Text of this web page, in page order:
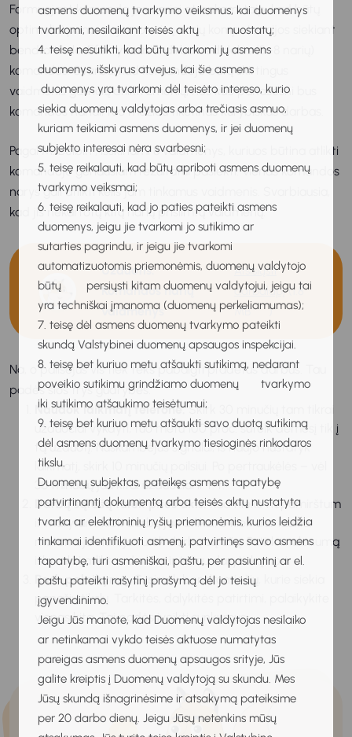
asmens duomenų tvarkymo veiksmus, kai duomenys
tvarkomi, nesilaikant teisės aktų nuostatų;
4. teisę nesutikti, kad būtų tvarkomi jų asmens
duomenys, išskyrus atvejus, kai šie asmens
duomenys yra tvarkomi dėl teisėto intereso, kurio
siekia duomenų valdytojas arba trečiasis asmuo,
kuriam teikiami asmens duomenys, ir jei duomenų
subjekto interesai nėra svarbesni;
5. teisę reikalauti, kad būtų apriboti asmens duomenų
tvarkymo veiksmai;
6. teisę reikalauti, kad jo paties pateikti asmens
duomenys, jeigu jie tvarkomi jo sutikimo ar
sutarties pagrindu, ir jeigu jie tvarkomi
automatizuotomis priemonėmis, duomenų valdytojo
būtų persiųsti kitam duomenų valdytojui, jeigu tai
yra techniškai įmanoma (duomenų perkeliamumas);
7. teisę dėl asmens duomenų tvarkymo pateikti
skundą Valstybinei duomenų apsaugos inspekcijai.
8. teisę bet kuriuo metu atšaukti sutikimą, nedarant
poveikio sutikimu grindžiamo duomenų tvarkymo
iki sutikimo atšaukimo teisėtumui;
9. teisę bet kuriuo metu atšaukti savo duotą sutikimą
dėl asmens duomenų tvarkymo tiesioginės rinkodaros
tikslu.
Duomenų subjektas, pateikęs asmens tapatybę
patvirtinantį dokumentą arba teisės aktų nustatyta
tvarka ar elektroninių ryšių priemonėmis, kurios leidžia
tinkamai identifikuoti asmenį, patvirtinęs savo asmens
tapatybę, turi asmeniškai, paštu, per pasiuntinį ar el.
paštu pateikti rašytinį prašymą dėl jo teisių
įgyvendinimo.
Jeigu Jūs manote, kad Duomenų valdytojas nesilaiko
ar netinkamai vykdo teisės aktuose numatytas
pareigas asmens duomenų apsaugos srityje, Jūs
galite kreiptis į Duomenų valdytoją su skundu. Mes
Jūsų skundą išnagrinėsime ir atsakymą pateiksime
per 20 darbo dienų. Jeigu Jūsų netenkins mūsų
Formuojant komandą jos nariai atrenkami taip, kad būtų
optimaliai panaudojamos visų narių kompetencijos siekiant
bendro tikslo. Efektyviausiai dirba nedidelės (3–8 narių)
komandos. Svarbu, kad komandoje būtų skirtingus
vaidmenis galinčių atlikti žmonių, nes kuo panašesni bus
komandos nariai, tuo mažiau tikėtinas kūrybiškas darbas.
Pagal M. Belbin , išskiriami 8 vaidmenys, kuriuos būtina atlikti
komandoje geriausiam rezultatui pasiekti. Vienas komandos
narys gali atlikti kelis jam tinkamus vaidmenis. Svarbiausia,
kad jis nekartotų kitų narių prisiimtų vaidmenų.
Užduotis:
Komandos narių
vaidmenys
Atsisiųsti
darbalapį(1.8
MB
)
Na, o pailsėjus vis tiek teks pabaigti pradėtus darbus. Tau
padės šios trys gudrybės.
Naudok laikmatį telefone.Skirk 30 minučių tam tikrai
užduočiai vykdyti, tuo metu 100 proc. sutelk dėmesį tik į
tą užduotį. Nuskambėjus signalui, iš naujo nustatyk
laikmatį, skirk 10 minučių poilsiui. Po pertraukėlės – vėl
30 minučių jau kitai užduočiai ir t. t.
Darbų sąrašą turėk prieš akis.Kad nieko nepamirštum
ir matytum, kiek darbų jau atlikai, o kiek dar laukia,
matomoje vietoje turėk darbų sąrašą. Patirk malonumą
išbraukti atliktus darbus ir toliau daryti, ką nori.
Rask palaikymą.Susirask bendraminčių, kurie siekia
panašių tikslų. Tarkitės, dalykitės patirtimi, palaikykite
vienas kitą. Tai padės įveikti sunkumus.